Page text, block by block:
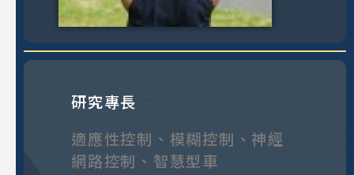
研究專長
適應性控制、模糊控制、神經
網路控制、智慧型車